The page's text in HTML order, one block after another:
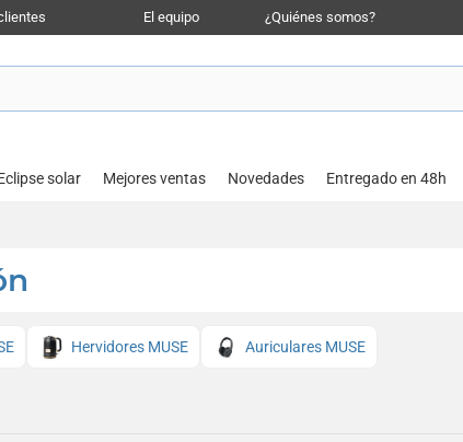
El equipo ¿Quiénes somos?
solar Mejores ventas Novedades Entregado en 48h
Hervidores MUSE Auriculares MUSE